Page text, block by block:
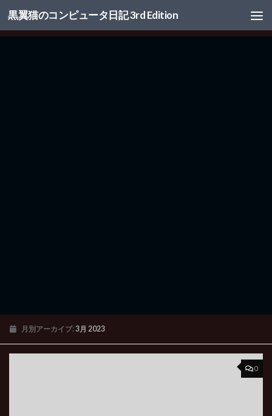
コンテンツへスキップ
黒翼猫のコンピュータ日記 3rd Edition
月別アーカイブ:3月 2023
0